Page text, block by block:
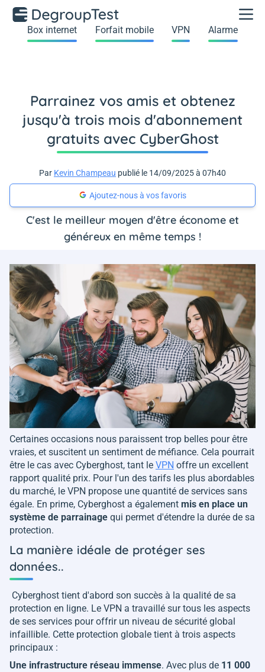
Box internet Forfait mobile VPN Alarme
Parrainez vos amis et obtenez
jusqu'à trois mois d'abonnement
gratuits avec CyberGhost
Par Kevin Champeau publié le 14/09/2025 à 07h40
Ajoutez-nous à vos favoris
C'est le meilleur moyen d'être économe et
généreux en même temps !
Certaines occasions nous paraissent trop belles pour être
vraies, et suscitent un sentiment de méfiance. Cela pourrait
être le cas avec Cyberghost, tant le VPN offre un excellent
rapport qualité prix. Pour l'un des tarifs les plus abordables
du marché, le VPN propose une quantité de services sans
égale. En prime, Cyberghost a également mis en place un
système de parrainage qui permet d'étendre la durée de sa
protection.
La manière idéale de protéger ses
données..
Cyberghost tient d'abord son succès à la qualité de sa
protection en ligne. Le VPN a travaillé sur tous les aspects
de ses services pour offrir un niveau de sécurité global
infaillible. Cette protection globale tient à trois aspects
principaux :
Une infrastructure réseau immense. Avec plus de 11 000